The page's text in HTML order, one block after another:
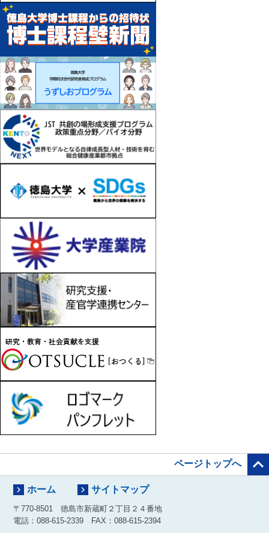
ページトップへ 
 ホーム  サイトマップ
〒770-8501 徳島市新蔵町２丁目２４番地
電話：088-615-2339 FAX：088-615-2394